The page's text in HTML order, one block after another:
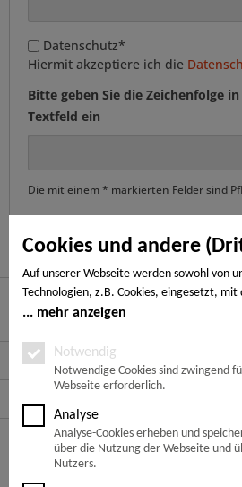
Cookies und andere
Auf unserer Webseite werden sowohl von
Technologien, z.B. Cookies, eingesetzt,
Ihrem Endgerät gespeichert und/oder von
Notwendige Cookies, Analyse-, Marketing-
notwendigen Cookies handelt es sich um
sind, um den von Ihnen gewünschten
Cookies werden nur auf Grund einer von
gesetzt. Die Einwilligung ist freiwillig.
noch nicht vollendet haben, benötigen die
Sorgeberechtigten. Sie können Ihre
für die Zukunft widerrufen. Rufen Sie dazu
mehr anzeigen
Notwendig
Notwendige Cookies sind zwingend
Webseite erforderlich.
Analyse
Analyse-Cookies erheben und
über die Nutzung der Webseite und
Nutzers.
Datenschutz*
Hiermit akzeptiere ich die
Bitte geben Sie die Zeichenfolge
Textfeld ein
Die mit einem * markierten Felder sind
Hier finden Sie uns
Service Hotline
Informationen